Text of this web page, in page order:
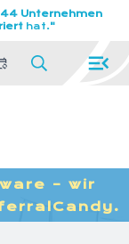
Unternehmen
hat."
– wir